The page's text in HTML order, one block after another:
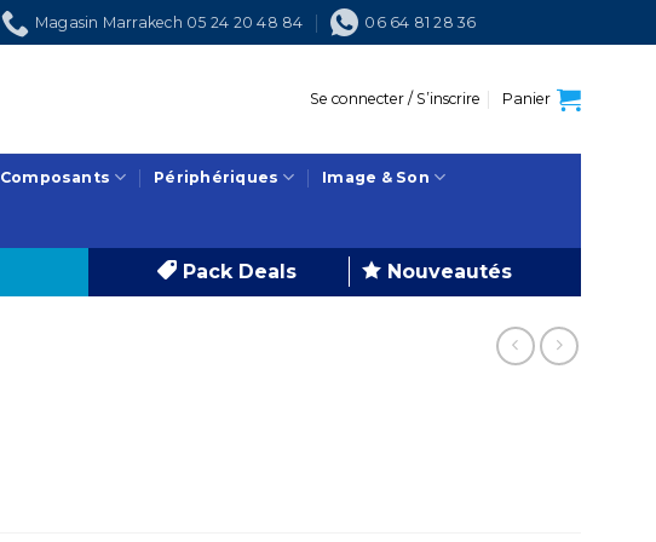
Magasin Marrakech 05 24 20 48 84 06 64 81 28 36
Se connecter / S’inscrire Panier
Composants Périphériques Image & Son
Pack Deals Nouveautés